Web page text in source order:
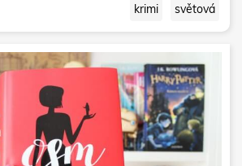
krimi světová